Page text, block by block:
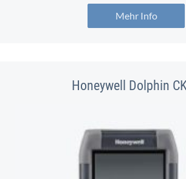
Mehr Info
Honeywell Dolphin